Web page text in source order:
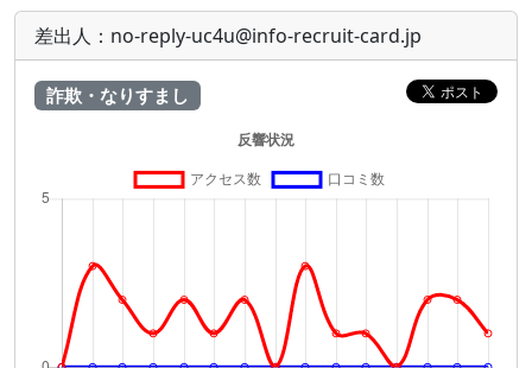
差出人：no-reply-uc4u@info-recruit-card.jp
詐欺・なりすまし